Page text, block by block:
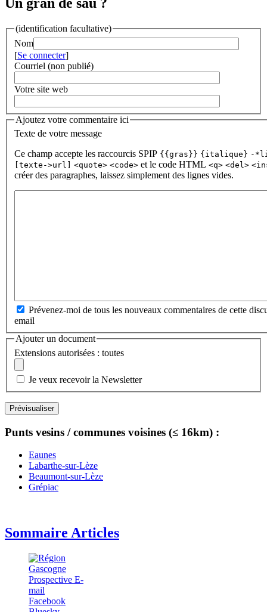
Un gran de sau ?
(identification facultative)
Nom
[Se connecter]
Courriel (non publié)
Votre site web
Ajoutez votre commentaire ici
Texte de votre message
Ce champ accepte les raccourcis SPIP {{gras}} {italique} -
[texte->url]
<quote> <code> et le code HTML <q> <del>
créer des paragraphes, laissez simplement des lignes vides.
Prévenez-moi de tous les nouveaux commentaires de cette
email
Ajouter un document
Extensions autorisées : toutes
Je veux recevoir la Newsletter
Punts vesins / communes voisines (≤ 16km) :
Eaunes
Labarthe-sur-Lèze
Beaumont-sur-Lèze
Grépiac
Sommaire Articles